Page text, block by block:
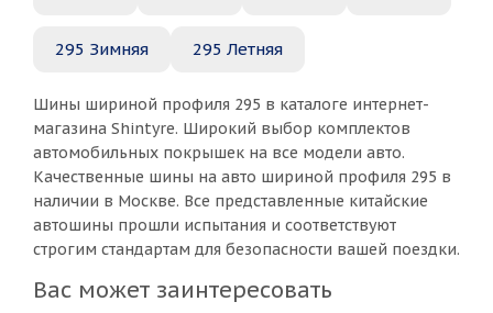
295 Зимняя 295 Летняя
Шины шириной профиля 295 в каталоге интернет-
магазина Shintyre. Широкий выбор комплектов
автомобильных покрышек на все модели авто.
Качественные шины на авто шириной профиля 295 в
наличии в Москве. Все представленные китайские
автошины прошли испытания и соответствуют
строгим стандартам для безопасности вашей поездки.
Вас может заинтересовать